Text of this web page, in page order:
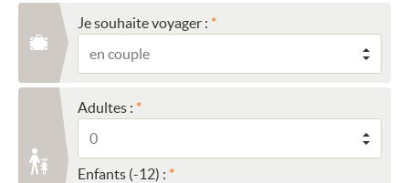
Je souhaite voyager :
Adultes :
Enfants (-12) :